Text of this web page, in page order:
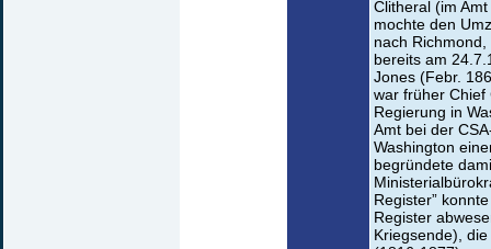
Clitheral (im
mochte den
nach
bereits am
Jones (Febr.
war früher Chief
Regierung in
Amt bei der
Washington
begründete
Register”
Register
Kriegsende),